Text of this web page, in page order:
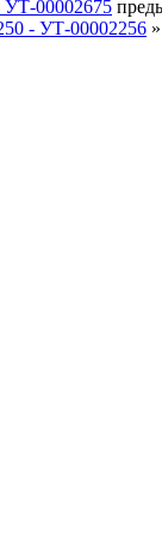
00002675
- УТ-00002256 »